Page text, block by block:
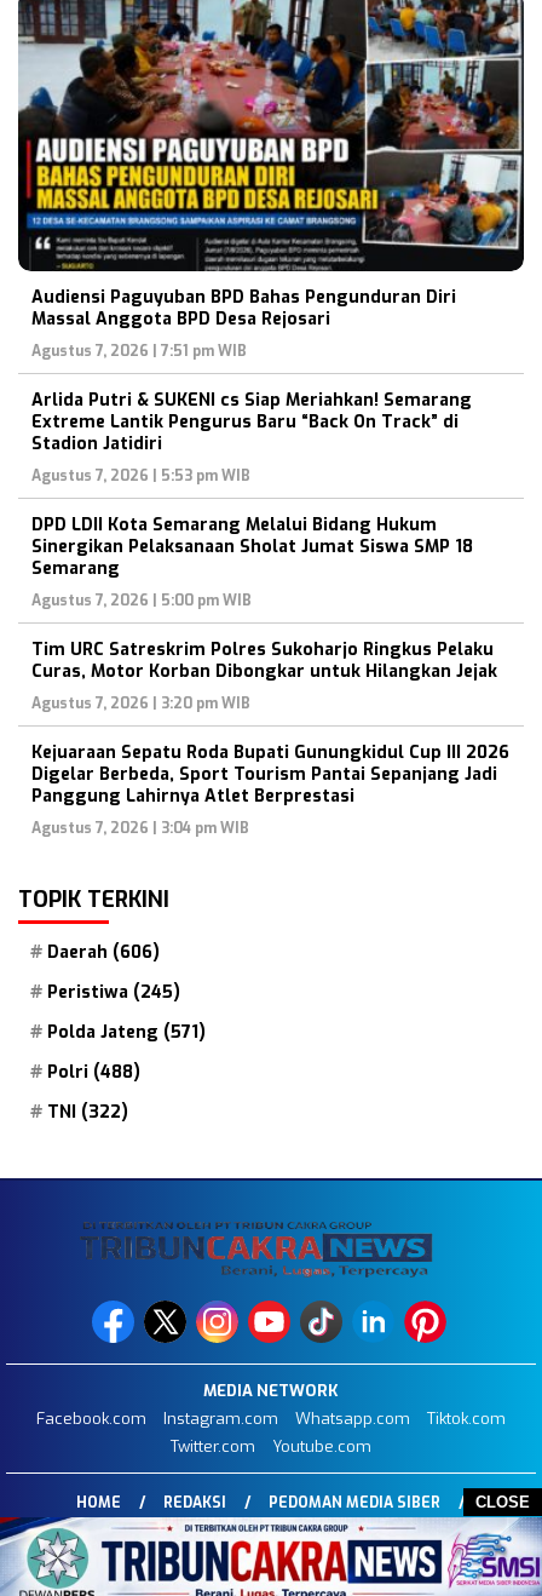
CLOSE
Audiensi Paguyuban BPD Bahas Pengunduran Diri
Massal Anggota BPD Desa Rejosari
Agustus 7, 2026 | 7:51 pm WIB
Arlida Putri & SUKENI cs Siap Meriahkan! Semarang
Extreme Lantik Pengurus Baru “Back On Track” di
Stadion Jatidiri
Agustus 7, 2026 | 5:53 pm WIB
DPD LDII Kota Semarang Melalui Bidang Hukum
Sinergikan Pelaksanaan Sholat Jumat Siswa SMP 18
Semarang
Agustus 7, 2026 | 5:00 pm WIB
Tim URC Satreskrim Polres Sukoharjo Ringkus Pelaku
Curas, Motor Korban Dibongkar untuk Hilangkan Jejak
Agustus 7, 2026 | 3:20 pm WIB
Kejuaraan Sepatu Roda Bupati Gunungkidul Cup III 2026
Digelar Berbeda, Sport Tourism Pantai Sepanjang Jadi
Panggung Lahirnya Atlet Berprestasi
Agustus 7, 2026 | 3:04 pm WIB
TOPIK TERKINI
Daerah (606)
Peristiwa (245)
Polda Jateng (571)
Polri (488)
TNI (322)
MEDIA NETWORK
Facebook.com
Instagram.com Whatsapp.com
Tiktok.com
Twitter.com
Youtube.com
HOME REDAKSI
PEDOMAN MEDIA SIBER
DISCLAIMER
INFO IKLAN STOP PRESS
COPYRIGHT © 2026 TRIBUNCAKRANEWS.COM - ALL RIGHTS RESERVED